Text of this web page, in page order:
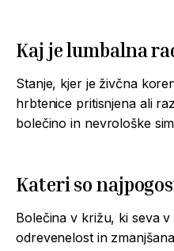
Kaj je lumbalna
Stanje, kjer je živčna
hrbtenice pritisnjena ali
bolečino in nevrološke
Kateri so
Bolečina v križu, ki seva
odrevenelost in